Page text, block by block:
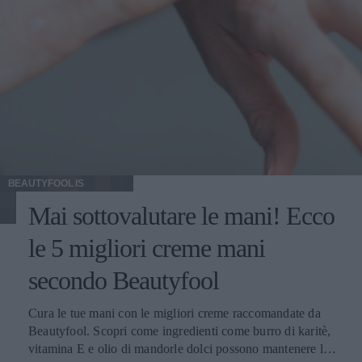
BEAUTYFOOL IS
Mai sottovalutare le mani! Ecco
le 5 migliori creme mani
secondo Beautyfool
Cura le tue mani con le migliori creme raccomandate da
Beautyfool. Scopri come ingredienti come burro di karitè,
vitamina E e olio di mandorle dolci possono mantenere la